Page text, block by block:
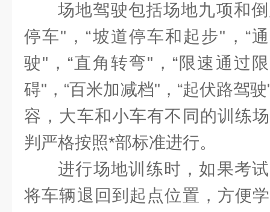
场地驾驶包括场地九项和
停车"，“坡道停车和起步"，“
驶"，“直角转弯"，“限速通过
碍"，“百米加减档"，“起伏路驾
容，大车和小车有不同的训练
判严格按照*部标准进行。
进行场地训练时，如果考
将车辆退回到起点位置，方便